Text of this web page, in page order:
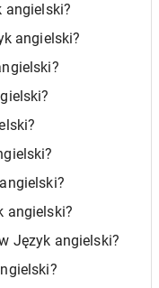
angielski?
angielski?
angielski?
Język angielski?